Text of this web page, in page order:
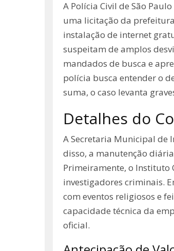
A Polícia Civil de São
uma licitação da
instalação de internet
suspeitam de amplos
mandados de busca e
polícia busca entender o
suma, o caso levanta
Detalhes do
A Secretaria Municipal de
disso, a manutenção
Primeiramente, o Instituto
investigadores criminais.
com eventos religiosos e
capacidade técnica da
oficial.